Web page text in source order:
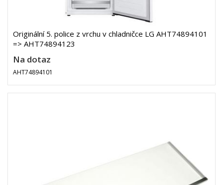
Originální 5. police z vrchu v chladničce LG AHT74894101
=> AHT74894123
Na dotaz
AHT74894101